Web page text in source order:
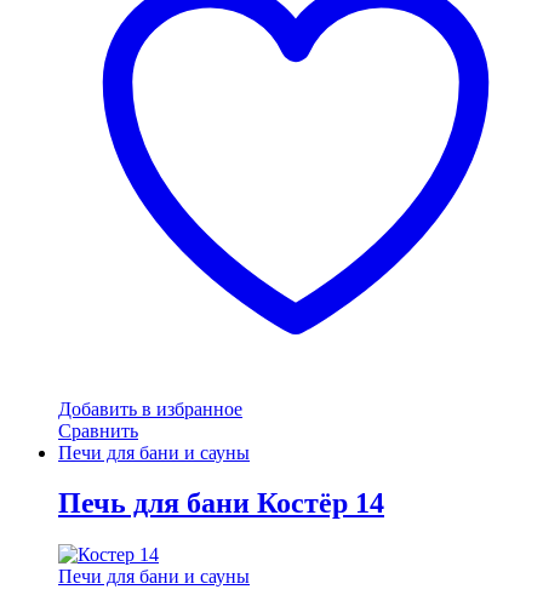
Добавить в избранное
Сравнить
Печи для бани и сауны
Печь для бани Костёр 14
Печи для бани и сауны